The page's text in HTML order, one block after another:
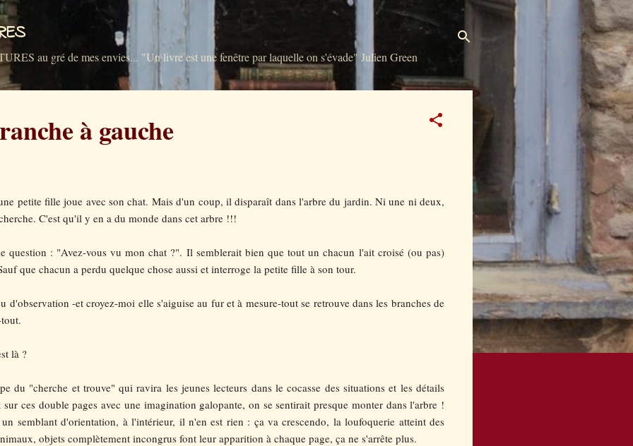
Accéder au contenu principal
au gré de mes envies... "Un livre est une fenêtre par laquelle on s'évade" Julien Green
à gauche
petite fille joue avec son chat. Mais d'un coup, il disparaît dans l'arbre du jardin. Ni une ni deux,
C'est qu'il y en a du monde dans cet arbre !!!
question : "Avez-vous vu mon chat ?". Il semblerait bien que tout un chacun l'ait croisé (ou pas)
que chacun a perdu quelque chose aussi et interroge la petite fille à son tour.
d'observation -et croyez-moi elle s'aiguise au fur et à mesure-tout se retrouve dans les branches de
là ?
du "cherche et trouve" qui ravira les jeunes lecteurs dans le cocasse des situations et les détails
ces double pages avec une imagination galopante, on se sentirait presque monter dans l'arbre !
semblant d'orientation, à l'intérieur, il n'en est rien : ça va crescendo, la loufoquerie atteint des
objets complètement incongrus font leur apparition à chaque page, ça ne s'arrête plus.